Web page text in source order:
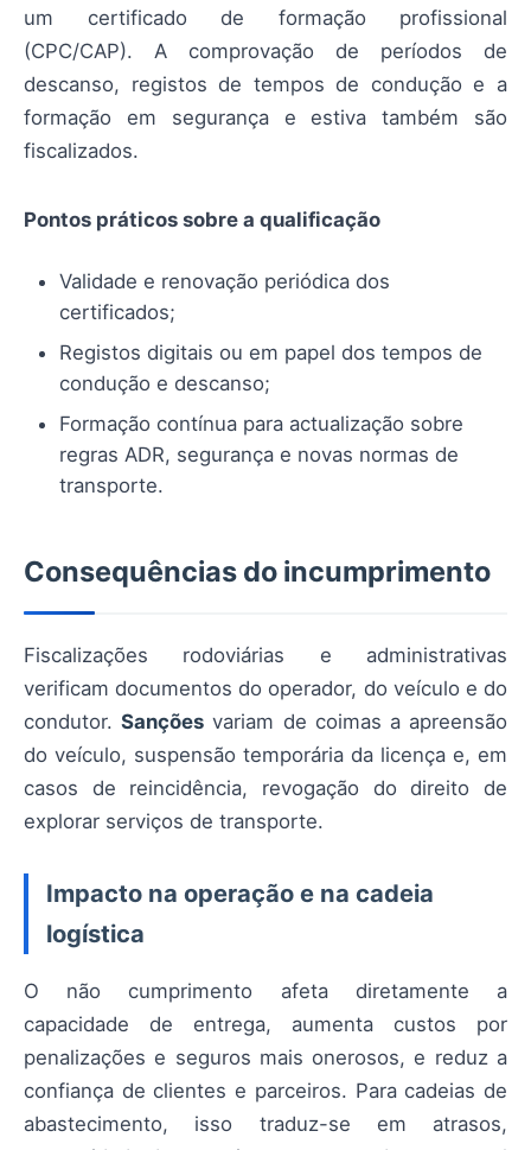
um certificado de formação profissional
(CPC/CAP). A comprovação de períodos de
descanso, registos de tempos de condução e a
formação em segurança e estiva também são
fiscalizados.
Pontos práticos sobre a qualificação
Validade e renovação periódica dos
certificados;
Registos digitais ou em papel dos tempos de
condução e descanso;
Formação contínua para actualização sobre
regras ADR, segurança e novas normas de
transporte.
Consequências do incumprimento
Fiscalizações rodoviárias e administrativas
verificam documentos do operador, do veículo e do
condutor.Sanções variam de coimas a apreensão
do veículo, suspensão temporária da licença e, em
casos de reincidência, revogação do direito de
explorar serviços de transporte.
Impacto na operação e na cadeia
logística
O não cumprimento afeta diretamente a
capacidade de entrega, aumenta custos por
penalizações e seguros mais onerosos, e reduz a
confiança de clientes e parceiros. Para cadeias de
abastecimento, isso traduz-se em atrasos,